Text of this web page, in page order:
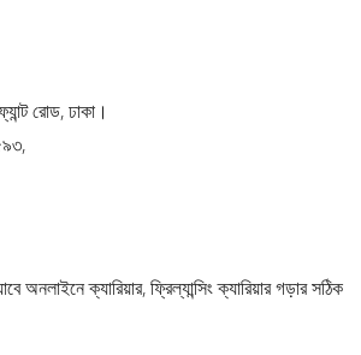
রোড, ঢাকা।
অনলাইনে ক্যারিয়ার, ফ্রিল্যান্সিং ক্যারিয়ার গড়ার সঠিক